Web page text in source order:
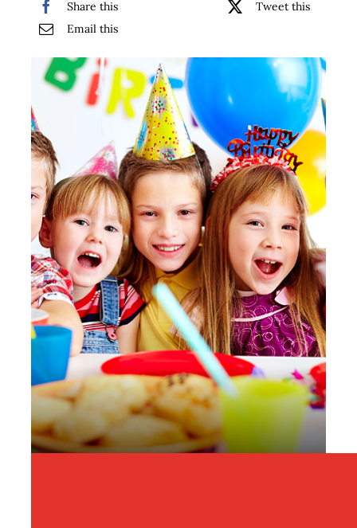
Sushi
Cos
Share this
Tweet this
Email this